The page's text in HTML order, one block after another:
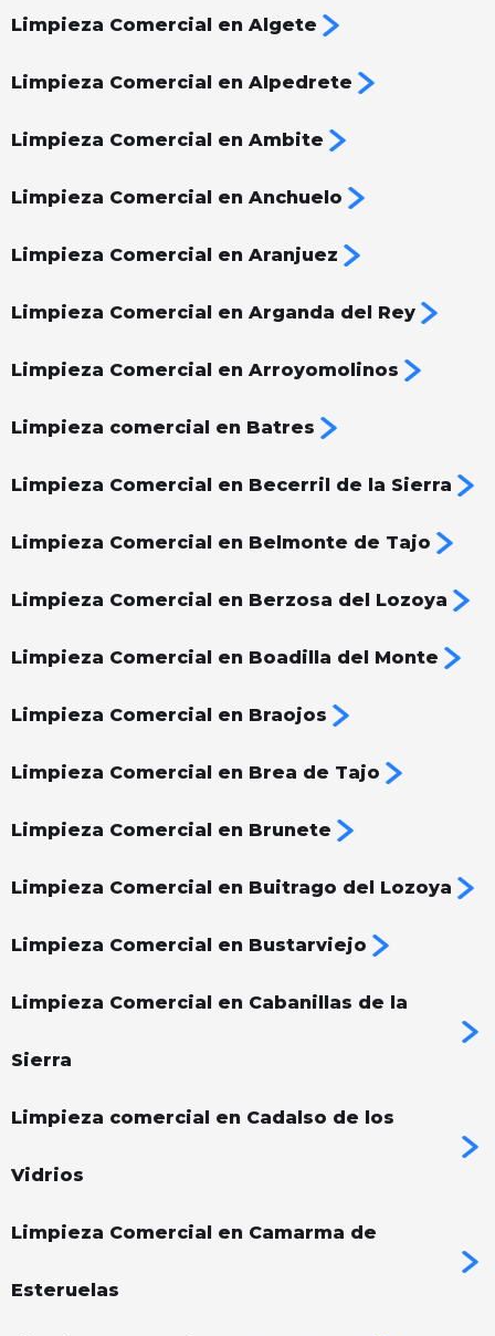
Limpieza Comercial en Algete
Limpieza Comercial en Alpedrete
Limpieza Comercial en Ambite
Limpieza Comercial en Anchuelo
Limpieza Comercial en Aranjuez
Limpieza Comercial en Arganda del Rey
Limpieza Comercial en Arroyomolinos
Limpieza comercial en Batres
Limpieza Comercial en Becerril de la Sierra
Limpieza Comercial en Belmonte de Tajo
Limpieza Comercial en Berzosa del Lozoya
Limpieza Comercial en Boadilla del Monte
Limpieza Comercial en Braojos
Limpieza Comercial en Brea de Tajo
Limpieza Comercial en Brunete
Limpieza Comercial en Buitrago del Lozoya
Limpieza Comercial en Bustarviejo
Limpieza Comercial en Cabanillas de la
Sierra
Limpieza comercial en Cadalso de los
Vidrios
Limpieza Comercial en Camarma de
Esteruelas